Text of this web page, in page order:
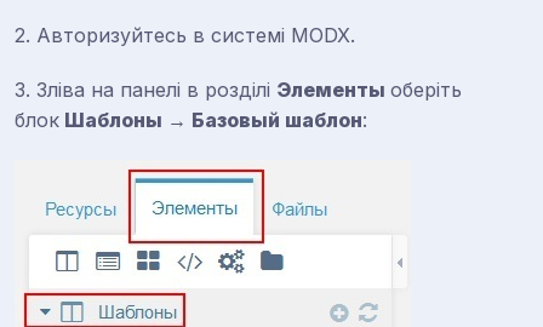
2. Авторизуйтесь в системі MODX.
3. Зліва на панелі в розділі Элементы оберіть
блок Шаблоны → Базовый шаблон: